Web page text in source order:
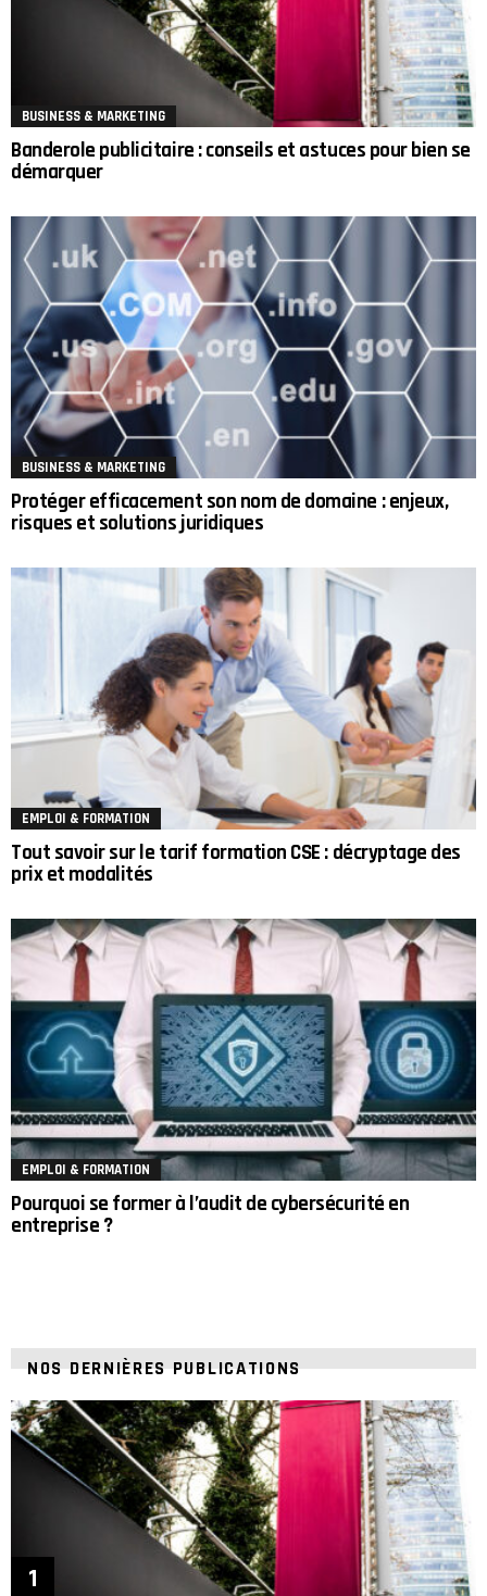
BUSINESS & MARKETING
Banderole publicitaire : conseils et astuces pour bien se
démarquer
BUSINESS & MARKETING
Protéger efficacement son nom de domaine : enjeux,
risques et solutions juridiques
EMPLOI & FORMATION
Tout savoir sur le tarif formation CSE : décryptage des
prix et modalités
EMPLOI & FORMATION
Pourquoi se former à l’audit de cybersécurité en
entreprise ?
NOS DERNIÈRES PUBLICATIONS